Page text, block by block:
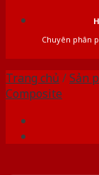
Chuyên phân
Trang chủ /Sản
Composite